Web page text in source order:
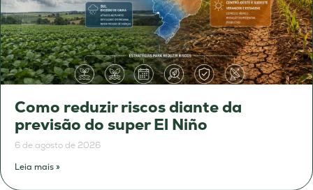
Como reduzir riscos diante da
previsão do super El Niño
6 de agosto de 2026
Leia mais »